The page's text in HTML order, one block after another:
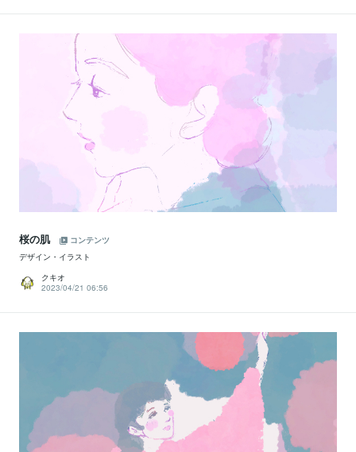
桜の肌
コンテンツ
デザイン・イラスト
クキオ
2023/04/21 06:56